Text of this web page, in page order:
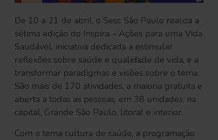
De 10 a 21 de abril, o Sesc São Paulo realiza a
sétima edição do Inspira – Ações para uma Vida
Saudável, iniciativa dedicada a estimular
reflexões sobre saúde e qualidade de vida, e a
transformar paradigmas e visões sobre o tema.
São mais de 170 atividades, a maioria gratuita e
aberta a todas as pessoas, em 38 unidades, na
capital, Grande São Paulo, litoral e interior.
Com o tema cultura de saúde, a programação